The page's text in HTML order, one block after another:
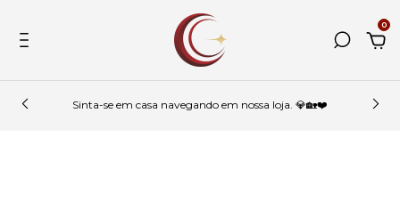
0
Sinta-se em casa navegando em nossa loja. 💎🏡❤️